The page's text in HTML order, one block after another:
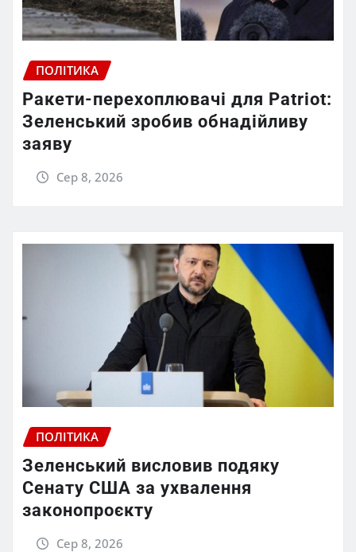
ПОЛІТИКА
Ракети-перехоплювачі для Patriot:
Зеленський зробив обнадійливу
заяву
Сер 8, 2026
ПОЛІТИКА
Зеленський висловив подяку
Сенату США за ухвалення
законопроєкту
Сер 8, 2026